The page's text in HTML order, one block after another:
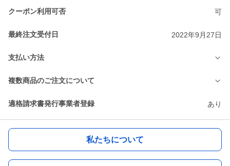
クーポン利用可否 可
最終注文受付日 2022年9月27日
支払い方法
複数商品のご注文について
適格請求書発行事業者登録 あり
私たちについて